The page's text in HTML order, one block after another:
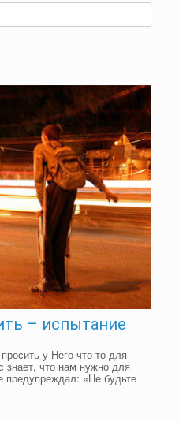
– испытание
у Него что-то для
знает, что нам нужно для
предупреждал: «Не будьте